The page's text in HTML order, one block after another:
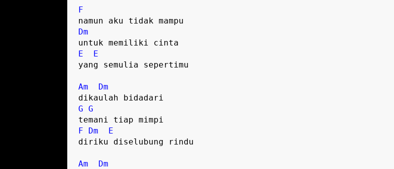
F
Dm
E
E
yang semulia sepertimu
Am
Dm
G G
F
Dm
E
diriku diselubung rindu
Am
Dm